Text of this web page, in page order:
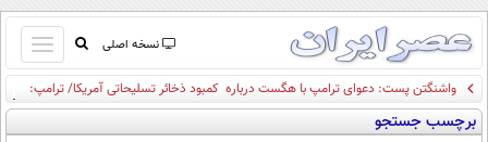
نسخه اصلی
باز
و
بسته
کردن
صفحه اول
واشنگتن پست: دعوای ترامپ با هگست درباره کمبود ذخائر تسلیحاتی آمریکا/ ترامپ:
افشا کنندگان موضوع کمبود مهمات، زندانی خواهند شد
برچسب جستجو